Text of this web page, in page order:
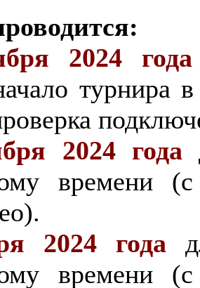
2024 года
турнира
2024 года
времени
2024 года
времени